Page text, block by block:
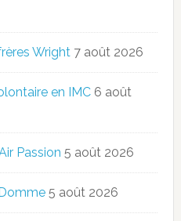
Wright 7 août 2026
en IMC 6 août
Passion 5 août 2026
5 août 2026